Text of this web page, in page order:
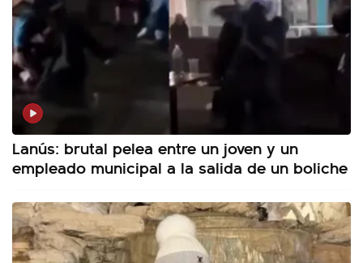
Lanús: brutal pelea entre un joven y un
empleado municipal a la salida de un boliche